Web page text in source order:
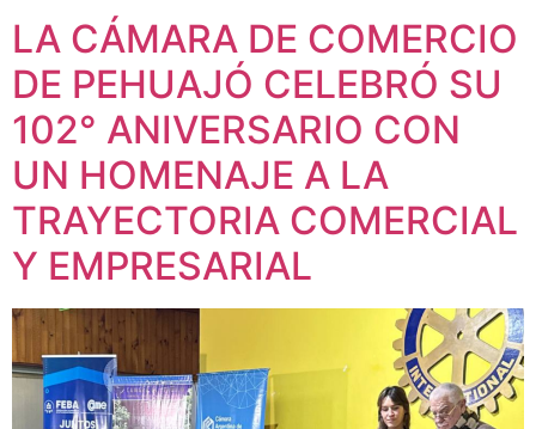
LA CÁMARA DE COMERCIO
DE PEHUAJÓ CELEBRÓ SU
102° ANIVERSARIO CON
UN HOMENAJE A LA
TRAYECTORIA COMERCIAL
Y EMPRESARIAL